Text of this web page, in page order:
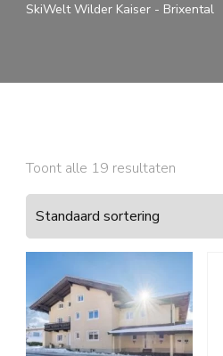
SkiWelt Wilder Kaiser - Brixental
Toont alle 19 resultaten